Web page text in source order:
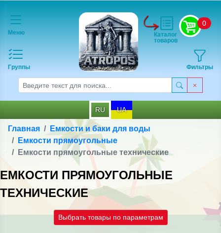
Меню
Группы
0
Фильтры
Каталог
товаров
RU UA
Главная
Емкости и баки для воды
Емкости прямоугольные
Емкости прямоугольные технические
ЕМКОСТИ ПРЯМОУГОЛЬНЫЕ
ТЕХНИЧЕСКИЕ
Выбрать товары по параметрам